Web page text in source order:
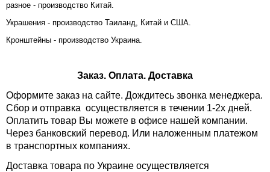
разное - производство Китай.
Украшения - производство Таиланд, Китай и США.
Кронштейны - производство Украина.
Заказ. Оплата. Доставка
Оформите заказ на сайте. Дождитесь звонка менеджера.
Сбор и отправка осуществляется в течении 1-2х дней.
Оплатить товар Вы можете в офисе нашей компании.
Через банковский перевод. Или наложенным платежом
в транспортных компаниях.
Доставка товара по Украине осуществляется